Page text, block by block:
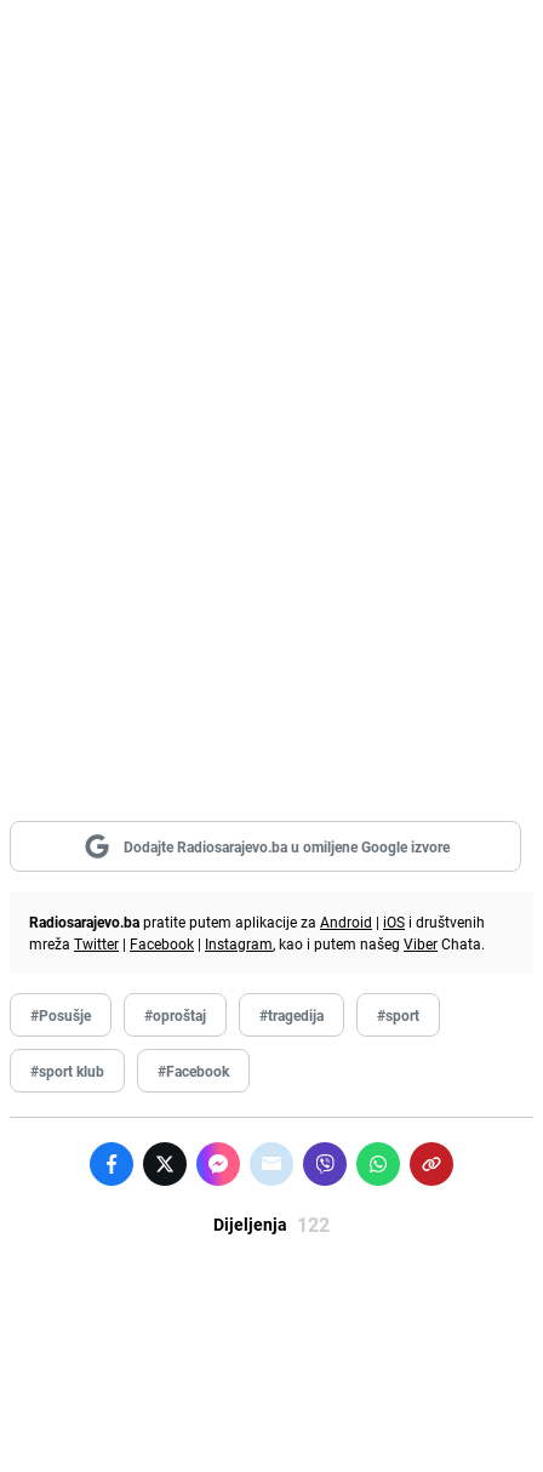
Dodajte Radiosarajevo.ba u omiljene Google izvore
Radiosarajevo.bapratite putem aplikacije za Android | iOS i društvenih
mreža Twitter | Facebook | Instagram, kao i putem našeg ViberChata.
#Posušje #oproštaj #tragedija #sport
#sport klub #Facebook
Dijeljenja 122